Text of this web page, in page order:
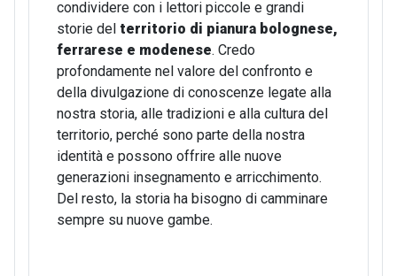
condividere con i lettori piccole e grandi
storie del territorio di pianura bolognese,
ferrarese e modenese. Credo
profondamente nel valore del confronto e
della divulgazione di conoscenze legate alla
nostra storia, alle tradizioni e alla cultura del
territorio, perché sono parte della nostra
identità e possono offrire alle nuove
generazioni insegnamento e arricchimento.
Del resto, la storia ha bisogno di camminare
sempre su nuove gambe.